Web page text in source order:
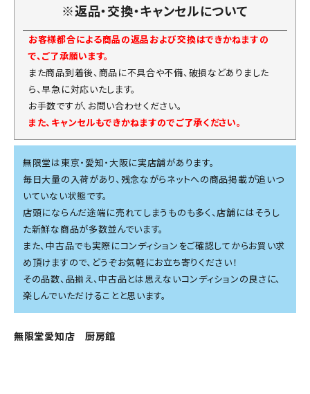
※返品・交換・キャンセルについて
お客様都合による商品の返品および交換はできかねますの
で、ご了承願います。
また商品到着後、商品に不具合や不備、破損などありました
ら、早急に対応いたします。
お手数ですが、お問い合わせください。
また、キャンセルもできかねますのでご了承ください。
無限堂は東京・愛知・大阪に実店舗があります。
毎日大量の入荷があり、残念ながらネットへの商品掲載が追いつ
いていない状態です。
店頭にならんだ途端に売れてしまうものも多く、店舗にはそうし
た新鮮な商品が多数並んでいます。
また、中古品でも実際にコンディションをご確認してからお買い求
め頂けますので、どうぞお気軽にお立ち寄りください！
その品数、品揃え、中古品とは思えないコンディションの良さに、
楽しんでいただけることと思います。
無限堂愛知店 厨房館